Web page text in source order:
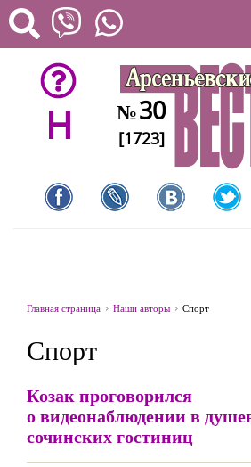
H №30
[1723]
Главная страница Наши авторы Спорт
Спорт
Козак проговорился
о видеонаблюдении в
сочинских гостиниц